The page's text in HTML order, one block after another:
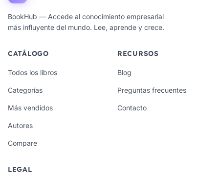
BookHub — Accede al conocimiento empresarial
más influyente del mundo. Lee, aprende y crece.
CATÁLOGO
Todos los libros
Categorías
Más vendidos
Autores
Compare
RECURSOS
Blog
Preguntas frecuentes
Contacto
LEGAL